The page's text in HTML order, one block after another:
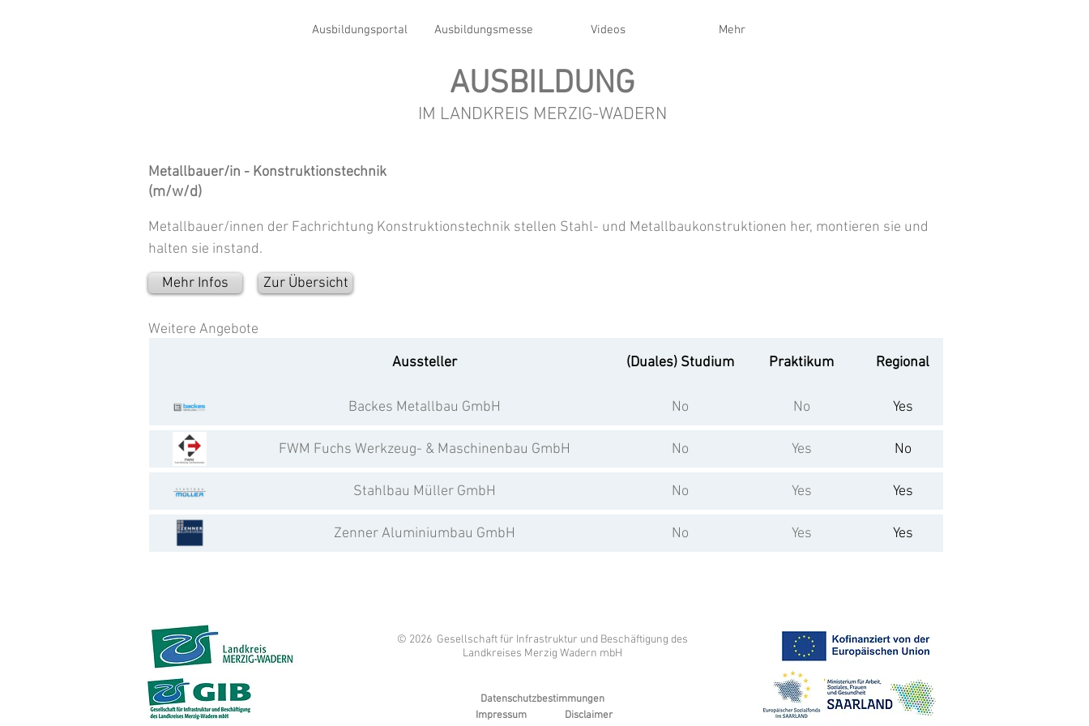
Ausbildungsportal Ausbildungsmesse Videos Mehr
AUSBILDUNG
IM LANDKREIS MERZIG-WADERN
Metallbauer/in - Konstruktionstechnik
(m/w/d)
Metallbauer/innen der Fachrichtung Konstruktionstechnik stellen Stahl- und Metallbaukonstruktionen her, montieren sie und
halten sie instand.
Mehr Infos
Zur Übersicht
Weitere Angebote
Aussteller
(Duales) Studium Praktikum Regional
Backes Metallbau GmbH No No Yes
FWM Fuchs Werkzeug- & Maschinenbau GmbH No Yes No
Stahlbau Müller GmbH No Yes Yes
Zenner Aluminiumbau GmbH No Yes Yes
© 2026 Gesellschaft für Infrastruktur und Beschäftigung des
Landkreises Merzig Wadern mbH
Datenschutzbestimmungen
Impressum
Disclaimer